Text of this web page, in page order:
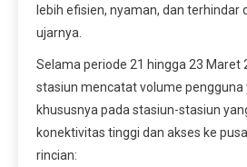
lebih efisien, nyaman, dan terhindar
ujarnya.
Selama periode 21 hingga 23 Maret
stasiun mencatat volume pengguna
khususnya pada stasiun-stasiun
konektivitas tinggi dan akses ke
rincian: